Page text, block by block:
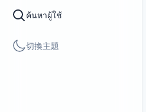
ค้นหาผู้ใช้
切換主題